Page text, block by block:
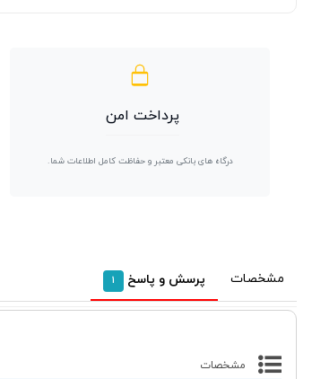
پرداخت امن
درگاه های بانکی معتبر و حفاظت کامل اطلاعات شما.
مشخصات پرسش و پاسخ 1
مشخصات